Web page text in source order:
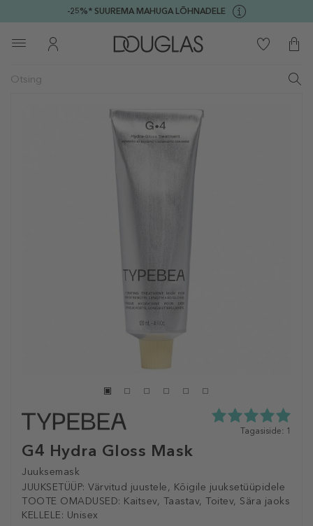
-25%* SUUREMA MAHUGA LÕHNADELE
G4 Hydra Gloss Mask
Juuksemask
JUUKSETÜÜP: Värvitud juustele, Kõigile juuksetüüpidele
TOOTE OMADUSED: Kaitsev, Taastav, Toitev, Sära jaoks
KELLELE: Unisex
5.0
Tagasiside: 1